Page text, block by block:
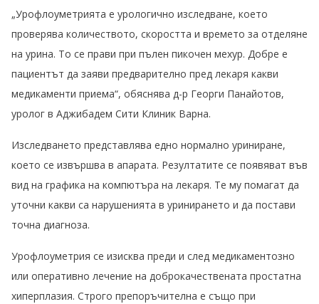
„Урофлоуметрията е урологично изследване, което
проверява количеството, скоростта и времето за отделяне
на урина. То се прави при пълен пикочен мехур. Добре е
пациентът да заяви предварително пред лекаря какви
медикаменти приема“, обяснява д-р Георги Панайотов,
уролог в Аджибадем Сити Клиник Варна.
Изследването представлява едно нормално уриниране,
което се извършва в апарата. Резултатите се появяват във
вид на графика на компютъра на лекаря. Те му помагат да
уточни какви са нарушенията в уринирането и да постави
точна диагноза.
Урофлоуметрия се изисква преди и след медикаментозно
или оперативно лечение на доброкачествената простатна
хиперплазия. Строго препоръчителна е също при